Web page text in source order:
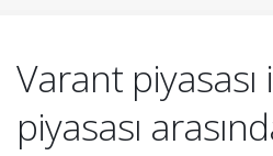
Varant piyasası
piyasası